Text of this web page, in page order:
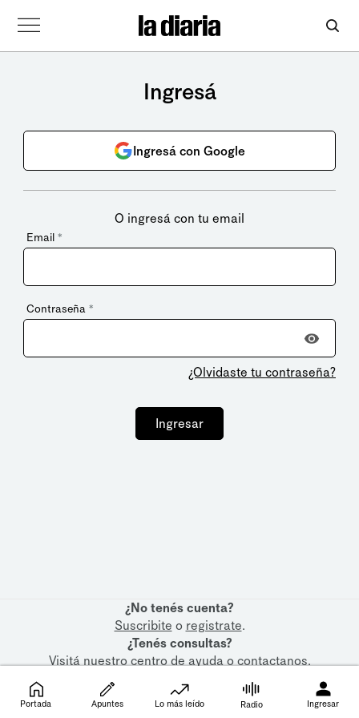
Ingresá
Ingresá con Google
O ingresá con tu email
Email *
Contraseña *
¿Olvidaste tu contraseña?
Ingresar
¿No tenés cuenta?
Suscribite o registrate.
¿Tenés consultas?
Visitá nuestrocentro de ayudaocontactanos.
Portada Apuntes Lo más leído Radio Ingresar